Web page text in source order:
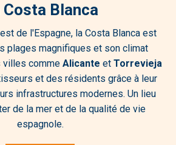
Costa Blanca
de l'Espagne, la Costa Blanca est
plages magnifiques et son climat
villes comme Alicante et Torrevieja
et des résidents grâce à leur
infrastructures modernes. Un lieu
de la mer et de la qualité de vie
espagnole.